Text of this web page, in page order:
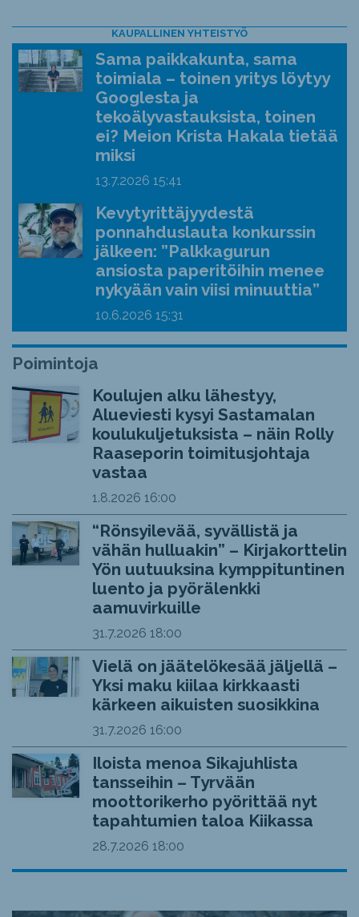
KAUPALLINEN YHTEISTYÖ
Sama paikkakunta, sama
toimiala – toinen yritys löytyy
Googlesta ja
tekoälyvastauksista, toinen
ei? Meion Krista Hakala tietää
miksi
13.7.2026 15:41
Kevytyrittäjyydestä
ponnahduslauta konkurssin
jälkeen: ”Palkkagurun
ansiosta paperitöihin menee
nykyään vain viisi minuuttia”
10.6.2026 15:31
Poimintoja
Koulujen alku lähestyy,
Alueviesti kysyi Sastamalan
koulukuljetuksista – näin Rolly
Raaseporin toimitusjohtaja
vastaa
1.8.2026 16:00
“Rönsyilevää, syvällistä ja
vähän hulluakin” – Kirjakorttelin
Yön uutuuksina kymppituntinen
luento ja pyörälenkki
aamuvirkuille
31.7.2026 18:00
Vielä on jäätelökesää jäljellä –
Yksi maku kiilaa kirkkaasti
kärkeen aikuisten suosikkina
31.7.2026 16:00
Iloista menoa Sikajuhlista
tansseihin – Tyrvään
moottorikerho pyörittää nyt
tapahtumien taloa Kiikassa
28.7.2026 18:00